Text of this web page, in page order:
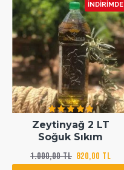
İNDIRIMDE
Zeytinyağ 2 LT
Soğuk Sıkım
820,00 TL
1.000,00 TL